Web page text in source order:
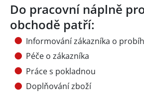
Do pracovní náplně
obchodě patří:
Informování zákazníka o
Péče o zákazníka
Práce s pokladnou
Doplňování zboží